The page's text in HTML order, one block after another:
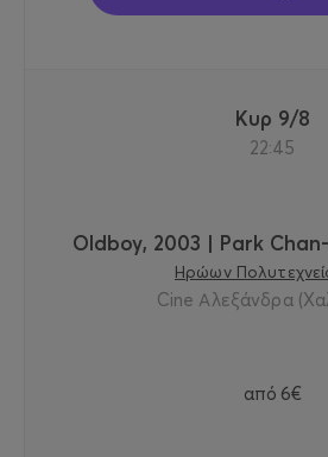
Κυρ 9/8
22:45
Oldboy, 2003 | Park
Ηρώων
Cine Αλεξάνδρα
από 6€